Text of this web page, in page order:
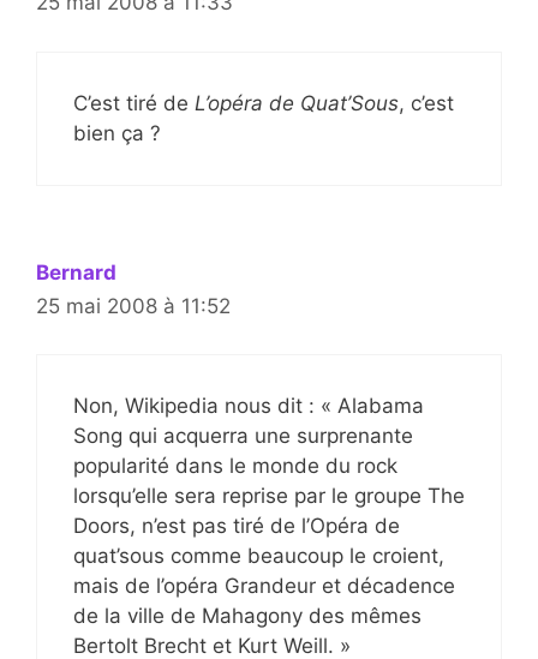
C’est tiré de L’opéra de Quat’Sous, c’est
bien ça ?
Bernard
25 mai 2008 à 11:52
Non, Wikipedia nous dit : « Alabama
Song qui acquerra une surprenante
popularité dans le monde du rock
lorsqu’elle sera reprise par le groupe The
Doors, n’est pas tiré de l’Opéra de
quat’sous comme beaucoup le croient,
mais de l’opéra Grandeur et décadence
de la ville de Mahagony des mêmes
Bertolt Brecht et Kurt Weill. »